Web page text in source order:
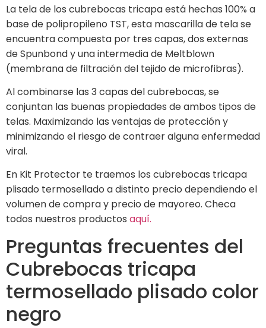
La tela de los cubrebocas tricapa está hechas 100% a
base de polipropileno TST, esta mascarilla de tela se
encuentra compuesta por tres capas, dos externas
de Spunbond y una intermedia de Meltblown
(membrana de filtración del tejido de microfibras).
Al combinarse las 3 capas del cubrebocas, se
conjuntan las buenas propiedades de ambos tipos de
telas. Maximizando las ventajas de protección y
minimizando el riesgo de contraer alguna enfermedad
viral.
En Kit Protector te traemos los cubrebocas tricapa
plisado termosellado a distinto precio dependiendo el
volumen de compra y precio de mayoreo. Checa
todos nuestros productos aquí.
Preguntas frecuentes del
Cubrebocas tricapa
termosellado plisado color
negro